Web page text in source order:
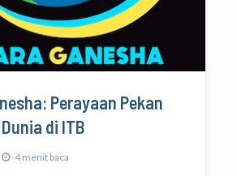
Perayaan Pekan
di ITB
4 menit baca